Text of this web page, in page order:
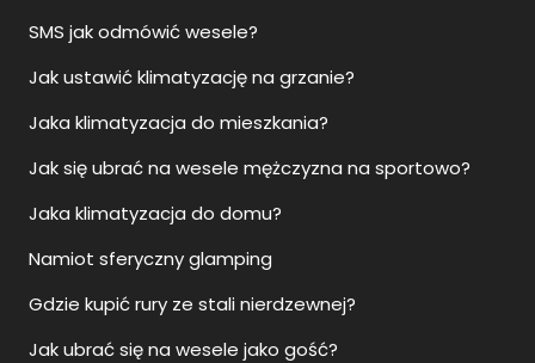
SMS jak odmówić wesele?
Jak ustawić klimatyzację na grzanie?
Jaka klimatyzacja do mieszkania?
Jak się ubrać na wesele mężczyzna na sportowo?
Jaka klimatyzacja do domu?
Namiot sferyczny glamping
Gdzie kupić rury ze stali nierdzewnej?
Jak ubrać się na wesele jako gość?